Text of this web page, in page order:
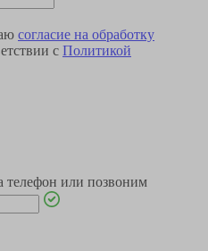
согласие на обработку
с Политикой
или позвоним